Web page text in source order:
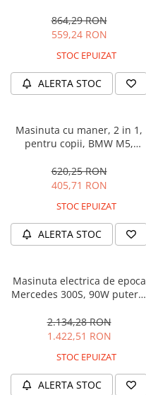
864,29 RON
559,24 RON
STOC EPUIZAT
ALERTA STOC
Masinuta cu maner, 2 in 1,
pentru copii, BMW M5,
620,25 RON
405,71 RON
STOC EPUIZAT
ALERTA STOC
Masinuta electrica de epoca
Mercedes 300S, 90W putere,
2.134,28 RON
1.422,51 RON
STOC EPUIZAT
ALERTA STOC